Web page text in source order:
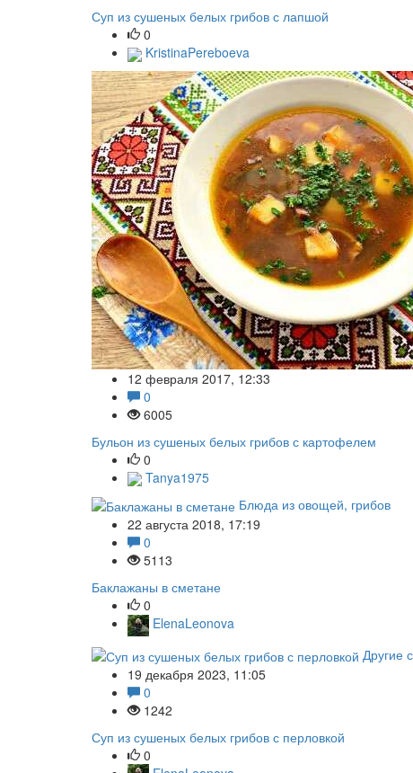
Суп из сушеных белых грибов с лапшой
0
KristinaPereboeva
12 февраля 2017, 12:33
0
6005
Бульон из сушеных белых грибов с картофелем
0
Tanya1975
Блюда из овощей, грибов
22 августа 2018, 17:19
0
5113
Баклажаны в сметане
0
ElenaLeonova
Другие
19 декабря 2023, 11:05
0
1242
Суп из сушеных белых грибов с перловкой
0